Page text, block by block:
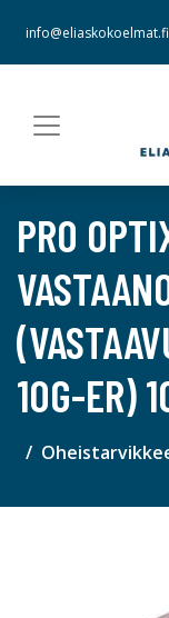
info@eliaskokoelmat.fi
PRO
10G-ER)